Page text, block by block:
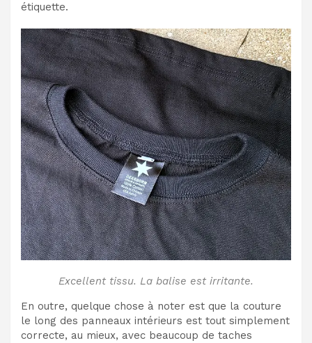
étiquette.
Excellent tissu. La balise est irritante.
En outre, quelque chose à noter est que la couture
le long des panneaux intérieurs est tout simplement
correcte, au mieux, avec beaucoup de taches